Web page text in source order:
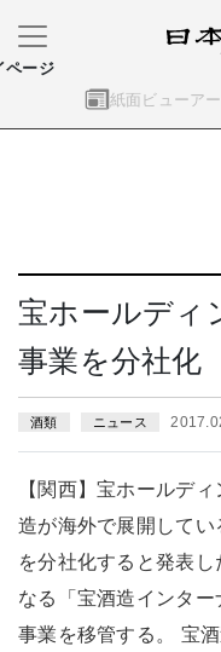
紙面ビューアー
ページ
宝ホールディ
事業を分社化
酒類 ニュース
【関西】宝ホールデ
造が海外で展開して
を分社化すると発表
なる「宝酒造インター
事業を移管する。 宝